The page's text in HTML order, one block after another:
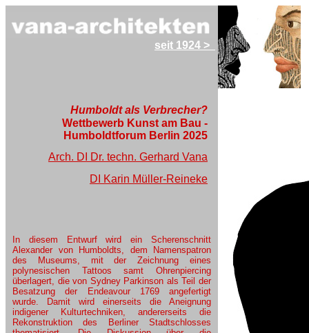
seit 1924 >
Humboldt als Verbrecher?
Wettbewerb Kunst am Bau -
Humboldtforum Berlin 2025
Arch. DI Dr. techn. Gerhard Vana
DI Karin Müller-Reineke
In diesem Entwurf wird ein Scherenschnitt
Alexander von Humboldts, dem Namenspatron
des Museums, mit der Zeichnung eines
polynesischen Tattoos samt Ohrenpiercing
überlagert, die von Sydney Parkinson als Teil der
Besatzung der Endeavour 1769 angefertigt
wurde. Damit wird einerseits die Aneignung
indigener Kulturtechniken, andererseits die
Rekonstruktion des Berliner Stadtschlosses